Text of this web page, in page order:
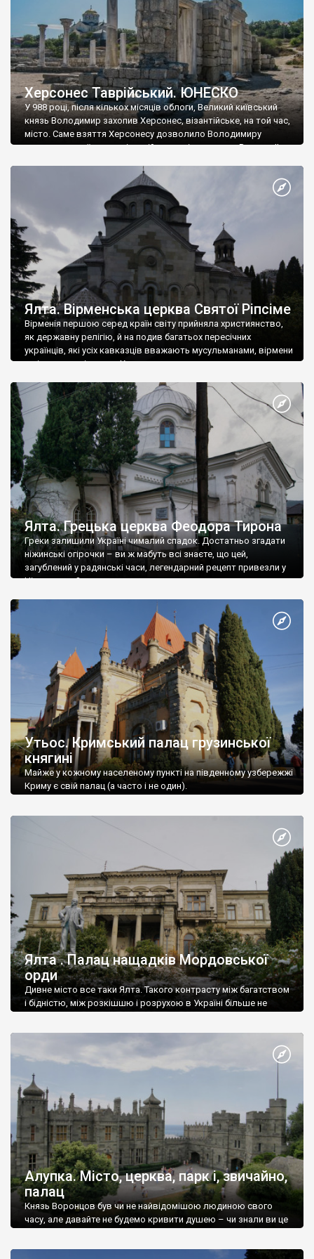
Херсонес Таврійський. ЮНЕСКО
У 988 році, після кількох місяців облоги, Великий київський
князь Володимир захопив Херсонес, візантійське, на той час,
місто. Саме взяття Херсонесу дозволило Володимиру
диктувати свої умови візантійському імператору Василю ІІ, та
Херсонесі Володимир-язичник, став Василем-християнином.
А потім було Хрещення Русі. На честь Херсонесу Таврійського
Ялта. Вірменська церква Святої Ріпсіме
Вірменія першою серед країн світу прийняла християнство,
як державну релігію, й на подив багатьох пересічних
українців, які усіх кавказців вважають мусульманами, вірмени
є відданими вірянами Христа
Ялта. Грецька церква Феодора Тирона
Греки залишили Україні чималий спадок. Достатньо згадати
ніжинські огірочки – ви ж мабуть всі знаєте, що цей,
загублений у радянські часи, легендарний рецепт привезли у
Ніжин греки?
Утьос. Кримський палац грузинської
княгині
Майже у кожному населеному пункті на південному узбережжі
Криму є свій палац (а часто і не один).
Ялта . Палац нащадків Мордовської
орди
Дивне місто все таки Ялта. Такого контрасту між багатством
і бідністю, між розкішшю і розрухою в Україні більше не
Алупка. Місто, церква, парк і, звичайно,
палац
Князь Воронцов був чи не найвідомішою людиною свого
часу, але давайте не будемо кривити душею – чи знали ви це